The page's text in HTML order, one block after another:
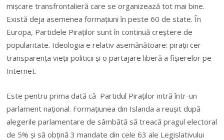
mișcare transfrontalieră care se organizează tot mai bine.
Există deja asemenea formațiuni în peste 60 de state. În
Europa, Partidele Piraţilor sunt în continuă creştere de
popularitate. Ideologia e relativ asemănătoare: pirații cer
transparența vieții politicii și o partajare liberă a fișierelor pe
Internet.
Este pentru prima dată că Partidul Piraţilor intră într-un
parlament naţional. Formaţiunea din Islanda a reuşit după
alegerile parlamentare de sâmbătă să treacă pragul electoral
de 5% şi să obţină 3 mandate din cele 63 ale Legislativului